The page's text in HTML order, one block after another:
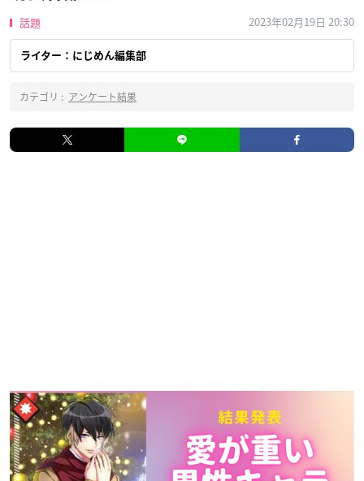
話題 2023年02月19日 20:30
ライター：にじめん編集部
カテゴリ : アンケート結果